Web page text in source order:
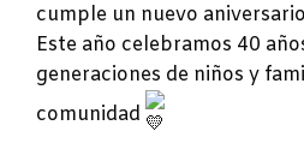
cumple un nuevo
Este año celebramos 40
generaciones de niños y
comunidad